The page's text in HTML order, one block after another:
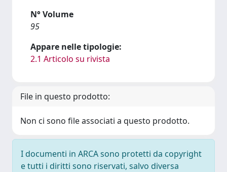
N° Volume
95
Appare nelle tipologie:
2.1 Articolo su rivista
File in questo prodotto:
Non ci sono file associati a questo prodotto.
I documenti in ARCA sono protetti da copyright
e tutti i diritti sono riservati, salvo diversa